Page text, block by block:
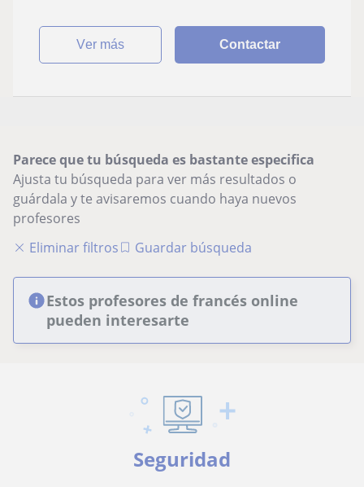
ver más Contactar
Parece que tu búsqueda es bastante especifica
Ajusta tu búsqueda para ver más resultados o
guárdala y te avisaremos cuando haya nuevos
profesores
Eliminar filtros
Guardar búsqueda
Estos profesores de francés online
pueden interesarte
Seguridad